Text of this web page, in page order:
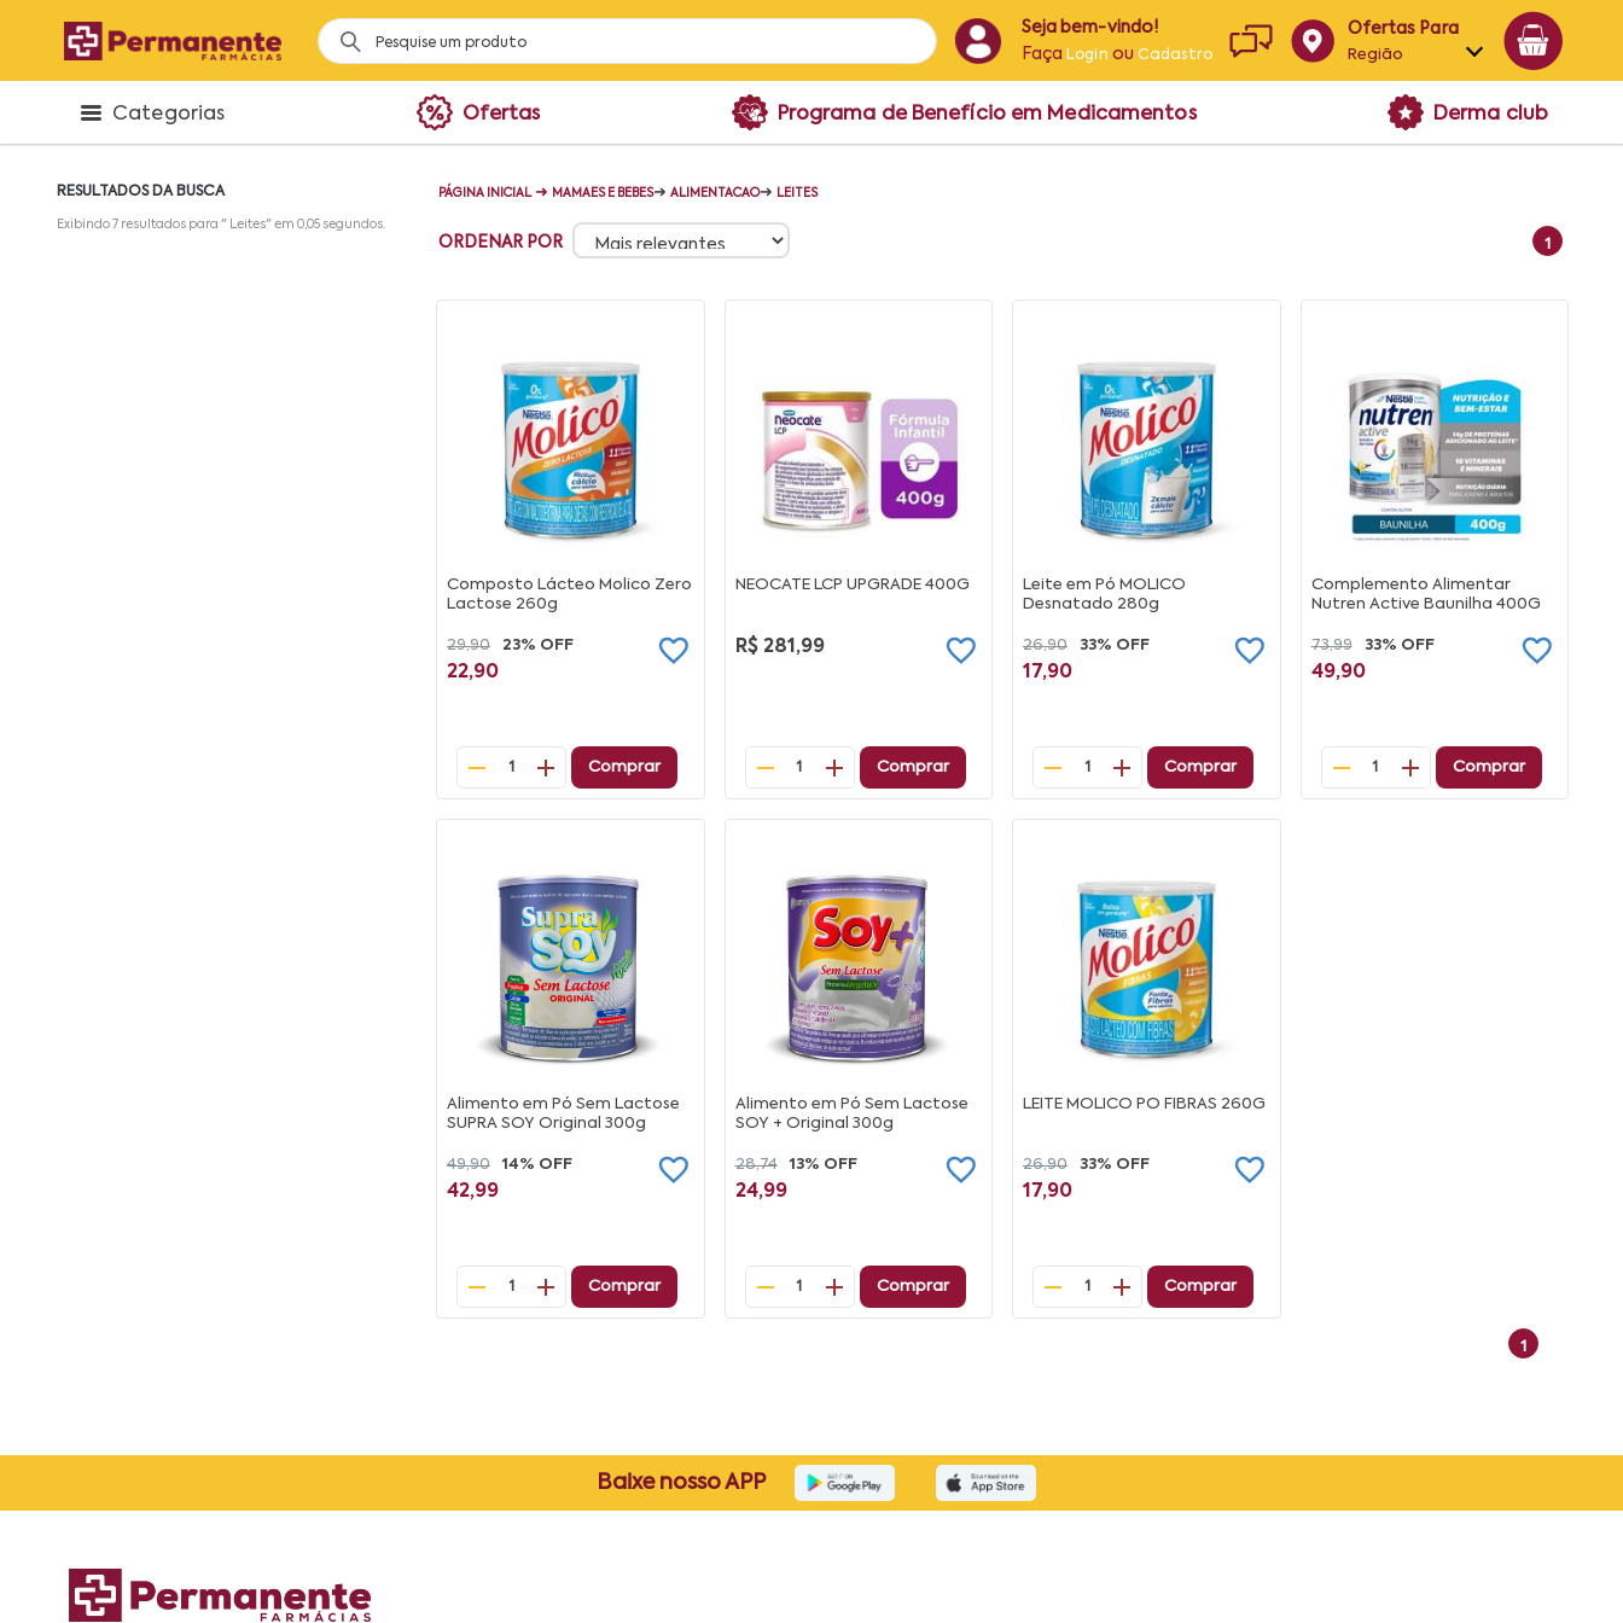
Seja bem-vindo!
Faça Login ouCadastro
Ofertas Para
Região
Alagoas
Categorias Ofertas Programa de Benefício em Medicamentos Derma club
RESULTADOS DA BUSCA
Exibindo 7 resultados para " Leites" em 0,05 segundos.
PÁGINA INICIAL ➜ MAMAES E BEBES➜ ALIMENTACAO➜ LEITES
ORDENAR POR 1
Composto Lácteo Molico Zero
Lactose 260g
29,90 23% OFF
22,90
1 Comprar
NEOCATE LCP UPGRADE 400G
R$ 281,99
1 Comprar
Leite em Pó MOLICO
Desnatado 280g
26,90 33% OFF
17,90
1 Comprar
Complemento Alimentar
Nutren Active Baunilha 400G
73,99 33% OFF
49,90
1 Comprar
Alimento em Pó Sem Lactose
SUPRA SOY Original 300g
49,90 14% OFF
42,99
1 Comprar
Alimento em Pó Sem Lactose
SOY + Original 300g
28,74 13% OFF
24,99
1 Comprar
LEITE MOLICO PO FIBRAS 260G
26,90 33% OFF
17,90
1 Comprar
1
Baixe nosso APP